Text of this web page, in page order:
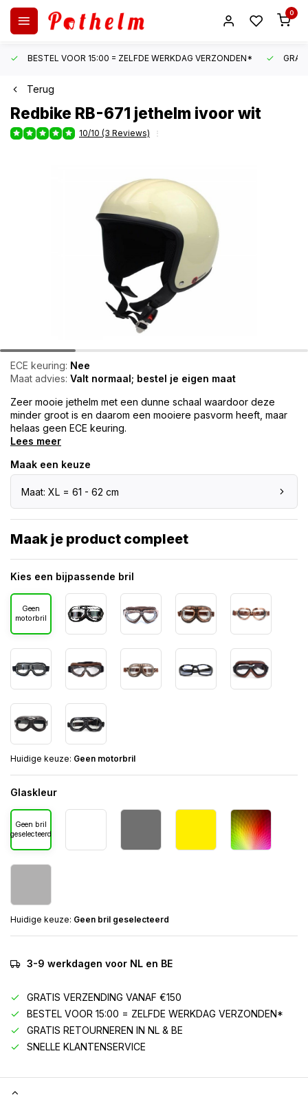
0
BESTEL VOOR 15:00 = ZELFDE WERKDAG VERZONDEN*
Terug
Redbike RB-671 jethelm ivoor wit
10/10 (3 Reviews)
ECE keuring: Nee
Maat advies: Valt normaal; bestel je eigen maat
Zeer mooie jethelm met een dunne schaal waardoor deze
minder groot is en daarom een mooiere pasvorm heeft, maar
helaas geen ECE keuring.
Lees meer
Maak een keuze
Maat: XL = 61 - 62 cm
Maak je product compleet
Kies een bijpassende bril
Geen
motorbril
Huidige keuze: Geen motorbril
Glaskleur
Geen bril
geselecteerd
Huidige keuze: Geen bril geselecteerd
3-9 werkdagen voor NL en BE
GRATIS VERZENDING VANAF €150
BESTEL VOOR 15:00 = ZELFDE WERKDAG VERZONDEN*
GRATIS RETOURNEREN IN NL & BE
SNELLE KLANTENSERVICE